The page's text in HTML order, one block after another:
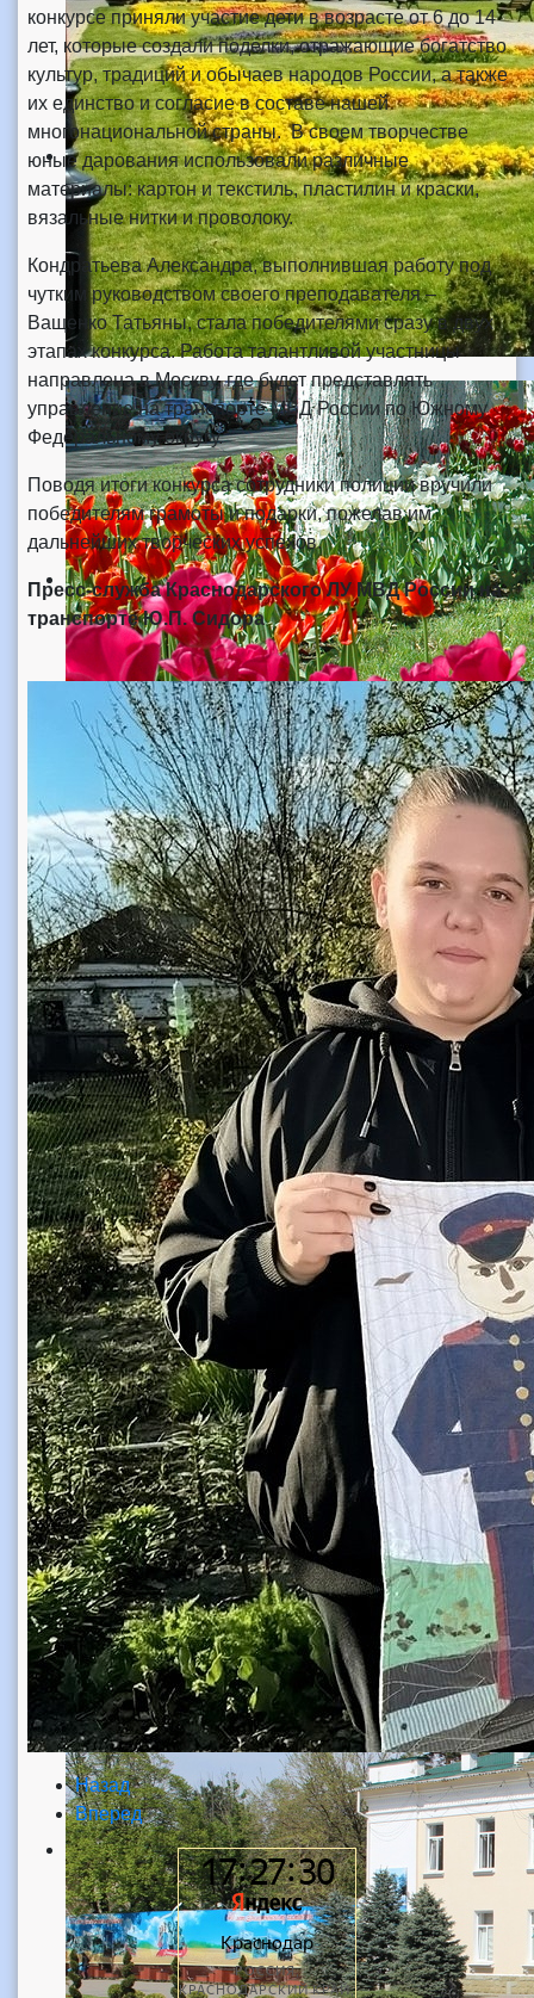
конкурсе приняли участие дети в возрасте от 6 до 14
лет, которые создали поделки, отражающие богатство
культур, традиций и обычаев народов России, а также
их единство и согласие в составе нашей
многонациональной страны. В своем творчестве
юные дарования использовали различные
материалы: картон и текстиль, пластилин и краски,
вязальные нитки и проволоку.
Кондратьева Александра, выполнившая работу под
чутким руководством своего преподавателя –
Ващенко Татьяны, стала победителями сразу в двух
этапах конкурса. Работа талантливой участницы
направлена в Москву, где будет представлять
управление на транспорте МВД России по Южному
Федеральному округу.
Поводя итоги конкурса сотрудники полиции вручили
победителям грамоты и подарки, пожелав им
дальнейших творческих успехов.
Пресс-служба Краснодарского ЛУ МВД России на
транспортеЮ.П. Сидора
Назад
Вперед